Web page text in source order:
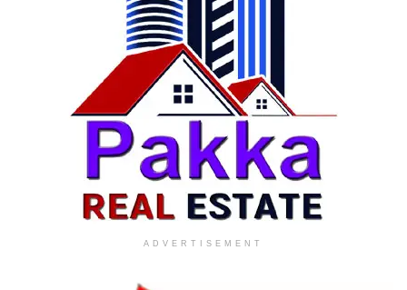
ADVERTISEMENT